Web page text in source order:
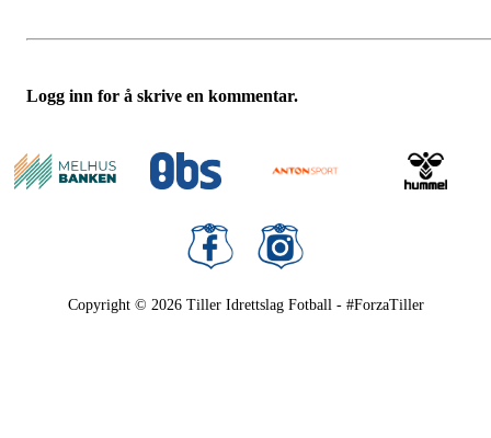
Logg inn for å skrive en kommentar.
Copyright © 2026 Tiller Idrettslag Fotball - #ForzaTiller